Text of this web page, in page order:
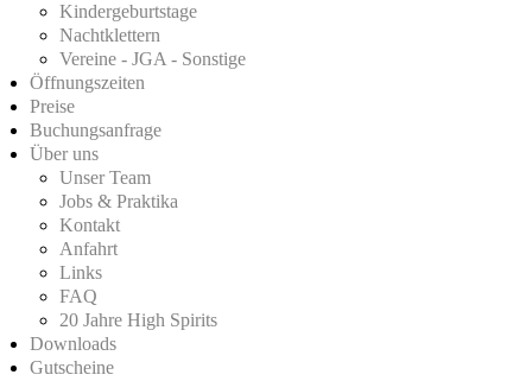
Kindergeburtstage
Nachtklettern
Vereine - JGA - Sonstige
Öffnungszeiten
Preise
Buchungsanfrage
Über uns
Unser Team
Jobs & Praktika
Kontakt
Anfahrt
Links
FAQ
20 Jahre High Spirits
Downloads
Gutscheine